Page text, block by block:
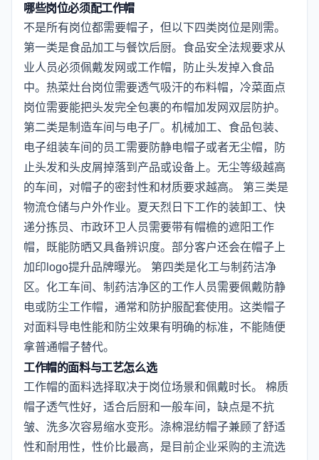
哪些岗位必须配工作帽
不是所有岗位都需要帽子，但以下四类岗位是刚需。
第一类是食品加工与餐饮后厨。食品安全法规要求从
业人员必须佩戴发网或工作帽，防止头发掉入食品
中。热菜灶台岗位需要透气吸汗的布料帽，冷菜面点
岗位需要能把头发完全包裹的布帽加发网双层防护。
第二类是制造车间与电子厂。机械加工、食品包装、
电子组装车间的员工需要防静电帽子或者无尘帽，防
止头发和头皮屑掉落到产品或设备上。无尘等级越高
的车间，对帽子的密封性和材质要求越高。 第三类是
物流仓储与户外作业。夏天烈日下工作的装卸工、快
递分拣员、市政环卫人员需要带有帽檐的遮阳工作
帽，既能防晒又具备辨识度。部分客户还会在帽子上
加印logo提升品牌曝光。 第四类是化工与制药洁净
区。化工车间、制药洁净区的工作人员需要佩戴防静
电或防尘工作帽，通常和防护服配套使用。这类帽子
对面料导电性能和防尘效果有明确的标准，不能随便
拿普通帽子替代。
工作帽的面料与工艺怎么选
工作帽的面料选择取决于岗位场景和佩戴时长。 棉质
帽子透气性好，适合后厨和一般车间，缺点是不抗
皱、洗多次容易缩水变形。涤棉混纺帽子兼顾了舒适
性和耐用性，性价比最高，是目前企业采购的主流选